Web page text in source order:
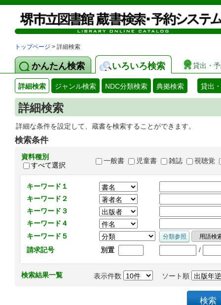
トップページ > 詳細検索
かんたん検索 いろいろ検索 貸出・
詳細検索 ジャンル検索 NDC分類検索 典拠検索 貸出
詳細検索
詳細な条件を設定して、蔵書を検索することができます。
検索条件
資料種別
すべて選択
一般書 児童書 雑誌 視聴覚
キーワード１
キーワード２
キーワード３
キーワード４
キーワード５
請求記号
別置 /
検索結果一覧 表示件数 ソート順